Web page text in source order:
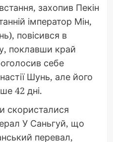
захопив Пекін
імператор Мін,
повісився в
поклавши край
себе
Шунь, але його
42 дні.
скористалися
У Саньгуй, що
перевал,